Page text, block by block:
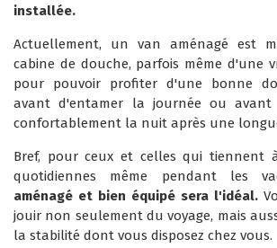
installée.
Actuellement, un van aménagé est
cabine de douche, parfois même d'une
pour pouvoir profiter d'une bonne
avant d'entamer la journée ou avant
confortablement la nuit après une
Bref, pour ceux et celles qui tiennent
quotidiennes même pendant les
aménagé et bien équipé sera l'idéal.
jouir non seulement du voyage, mais
la stabilité dont vous disposez chez vous.